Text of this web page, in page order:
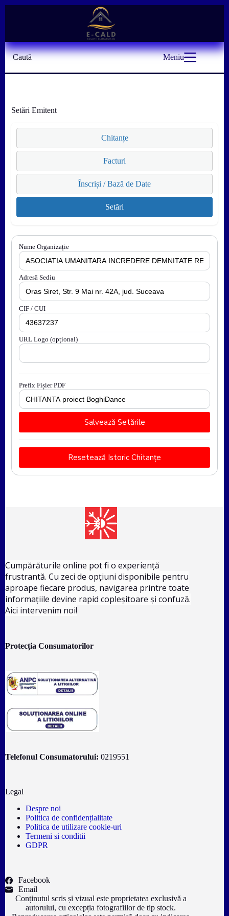
Caută Meniu
Setări Emitent
Chitanțe
Facturi
Înscriși / Bază de Date
Setări
Nume Organizație
Adresă Sediu
CIF / CUI
URL Logo (opțional)
Prefix Fișier PDF
Salvează Setările
Resetează Istoric Chitanțe
Cumpărăturile online pot fi o experiență
frustrantă. Cu zeci de opțiuni disponibile pentru
aproape fiecare produs, navigarea printre toate
informațiile devine rapid copleșitoare și confuză.
Aici intervenim noi!
Protecția Consumatorilor
Telefonul Consumatorului: 0219551
Legal
Despre noi
Politica de confidențialitate
Politica de utilizare cookie-uri
Termeni si conditii
GDPR
Facebook
Email
Conținutul scris și vizual este proprietatea exclusivă a
autorului, cu excepția fotografiilor de tip stock.